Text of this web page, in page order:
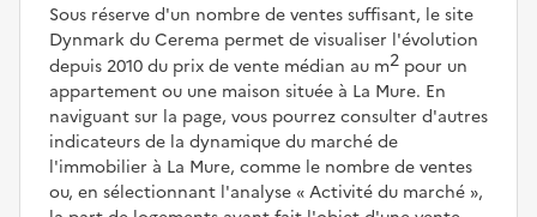
Sous réserve d'un nombre de ventes suffisant, le site
Dynmark du Cerema permet de visualiser l'évolution
depuis 2010 du prix de vente médian au m2 pour un
appartement ou une maison située à La Mure. En
naviguant sur la page, vous pourrez consulter d'autres
indicateurs de la dynamique du marché de
l'immobilier à La Mure, comme le nombre de ventes
ou, en sélectionnant l'analyse
Activité du marché ,